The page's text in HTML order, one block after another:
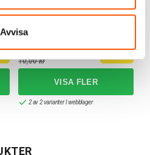
Avvisa1-fas skensystem
Xerolight
5,00 kr
10,00 kr -50%
2 av 2 varianter I webblager